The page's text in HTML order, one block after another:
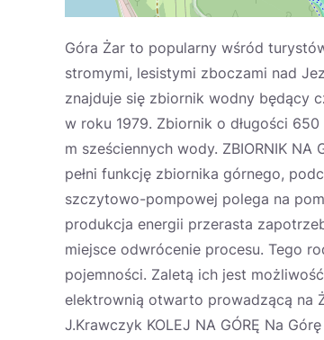
Góra Żar to popularny wśród
stromymi, lesistymi zboczami nad
znajduje się zbiornik wodny będący
w roku 1979. Zbiornik o długości
m sześciennych wody. ZBIORNIK
pełni funkcję zbiornika górnego,
szczytowo-pompowej polega na
produkcja energii przerasta
miejsce odwrócenie procesu. Tego
pojemności. Zaletą ich jest
elektrownią otwarto prowadzącą na
J.Krawczyk KOLEJ NA GÓRĘ Na